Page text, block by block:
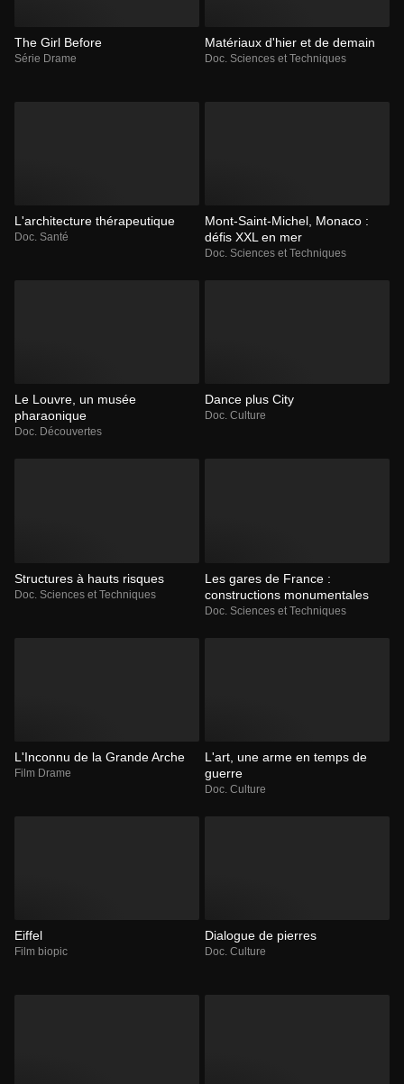
The Girl Before
Série Drame
Matériaux d'hier et de demain
Doc. Sciences et Techniques
L'architecture thérapeutique
Doc. Santé
Mont-Saint-Michel, Monaco :
défis XXL en mer
Doc. Sciences et Techniques
Le Louvre, un musée
pharaonique
Doc. Découvertes
Dance plus City
Doc. Culture
Structures à hauts risques
Doc. Sciences et Techniques
Les gares de France :
constructions monumentales
Doc. Sciences et Techniques
L'Inconnu de la Grande Arche
Film Drame
L'art, une arme en temps de
guerre
Doc. Culture
Eiffel
Film biopic
Dialogue de pierres
Doc. Culture